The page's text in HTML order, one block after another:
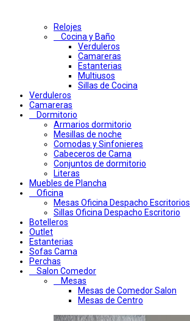
Relojes
Cocina y Baño
Verduleros
Camareras
Estanterias
Multiusos
Sillas de Cocina
Verduleros
Camareras
Dormitorio
Armarios dormitorio
Mesillas de noche
Comodas y Sinfonieres
Cabeceros de Cama
Conjuntos de dormitorio
Literas
Muebles de Plancha
Oficina
Mesas Oficina Despacho Escritorios
Sillas Oficina Despacho Escritorio
Botelleros
Outlet
Estanterias
Sofas Cama
Perchas
Salon Comedor
Mesas
Mesas de Comedor Salon
Mesas de Centro